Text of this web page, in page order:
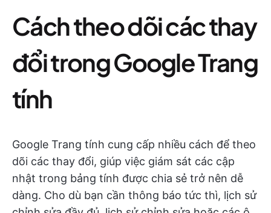
Cách theo dõi các thay
đổi trong Google Trang
tính
Google Trang tính cung cấp nhiều cách để theo
dõi các thay đổi, giúp việc giám sát các cập
nhật trong bảng tính được chia sẻ trở nên dễ
dàng. Cho dù bạn cần thông báo tức thì, lịch sử